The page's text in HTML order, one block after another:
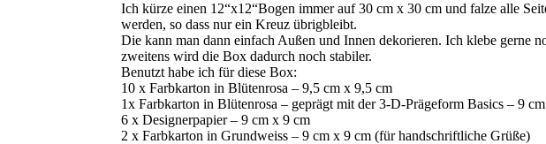
Ich kürze einen 12“x12“Bogen immer auf 30 cm x 30 cm und falze alle
werden, so dass nur ein Kreuz übrigbleibt.
Die kann man dann einfach Außen und Innen dekorieren. Ich klebe gerne
zweitens wird die Box dadurch noch stabiler.
Benutzt habe ich für diese Box:
10 x Farbkarton in Blütenrosa – 9,5 cm x 9,5 cm
1x Farbkarton in Blütenrosa – geprägt mit der 3-D-Prägeform Basics – 9
6 x Designerpapier – 9 cm x 9 cm
2 x Farbkarton in Grundweiss – 9 cm x 9 cm (für handschriftliche Grüße)